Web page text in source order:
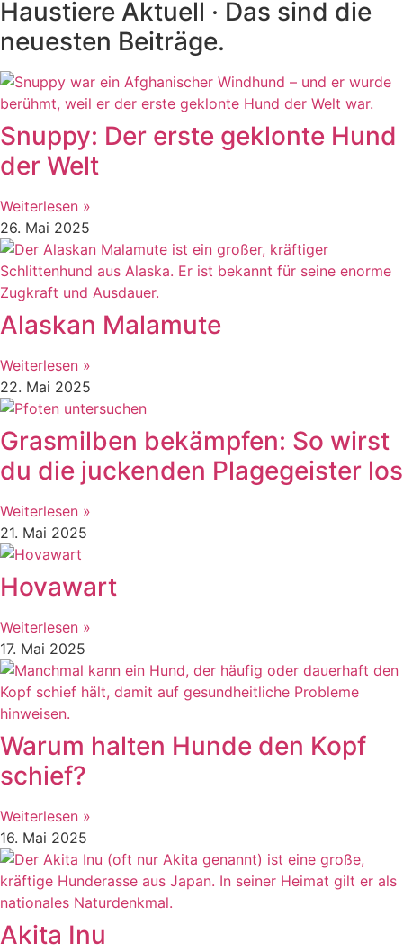
Haustiere Aktuell · Das sind die
neuesten Beiträge.
Snuppy: Der erste geklonte Hund
der Welt
Weiterlesen »
26. Mai 2025
Alaskan Malamute
Weiterlesen »
22. Mai 2025
Grasmilben bekämpfen: So wirst
du die juckenden Plagegeister los
Weiterlesen »
21. Mai 2025
Hovawart
Weiterlesen »
17. Mai 2025
Warum halten Hunde den Kopf
schief?
Weiterlesen »
16. Mai 2025
Akita Inu